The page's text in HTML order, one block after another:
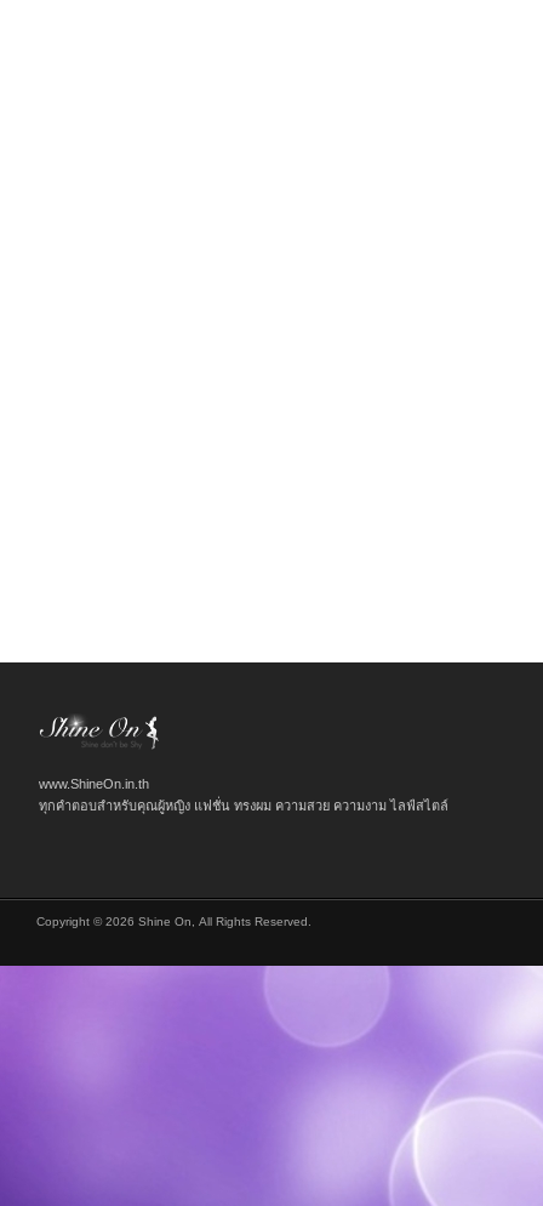
www.ShineOn.in.th
ทุกคำตอบสำหรับคุณผู้หญิง แฟชั่น ทรงผม ความสวย ความงาม ไลฟ์สไตล์
Copyright © 2026 Shine On, All Rights Reserved.